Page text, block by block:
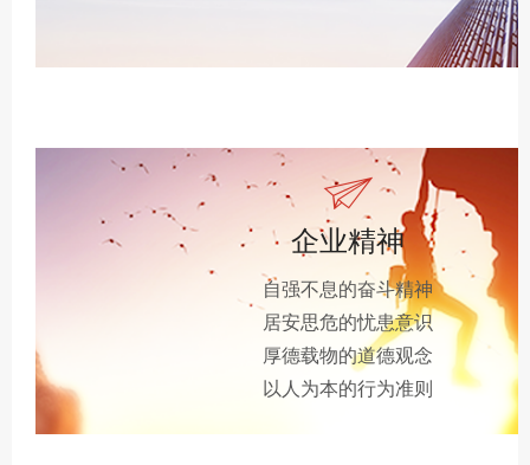
企业精神
自强不息的奋斗精神
居安思危的忧患意识
厚德载物的道德观念
以人为本的行为准则